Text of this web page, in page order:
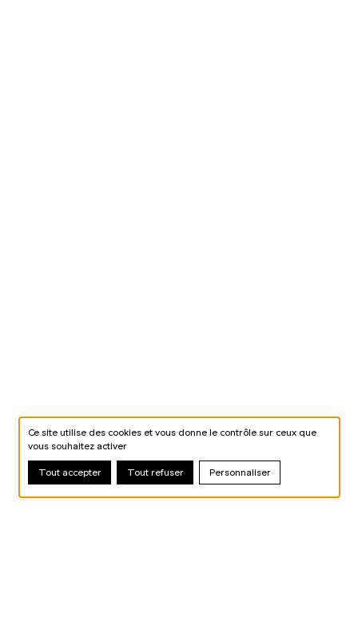
Ce site utilise des cookies et vous donne le contrôle sur ceux que
vous souhaitez activer
Tout accepter Tout refuser Personnaliser